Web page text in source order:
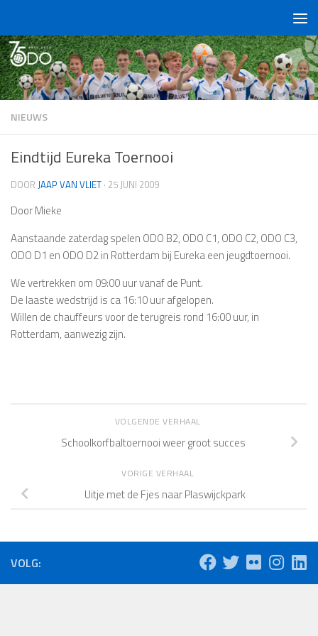
NIEUWS
Eindtijd Eureka Toernooi
DOOR JAAP VAN VLIET · 25 JUNI 2009
Door Mieke
Aanstaande zaterdag spelen ODO B2, ODO C1, ODO C2, ODO C3,
ODO D1 en ODO D2 in Rotterdam bij Eureka een jeugdtoernooi.
We vertrekken om 09:00 uur vanaf de Punt.
De laaste wedstrijd is ca 16:10 uur afgelopen.
Willen de chauffeurs voor de terugreis rond 16:00 uur, in
Rotterdam, aanwezig zijn.
VOLGENDE VERHAAL
Schoolkorfbaltoernooi weer groot succes
VORIGE VERHAAL
Uitje met de Fjes naar Plaswijckpark
VOLG: